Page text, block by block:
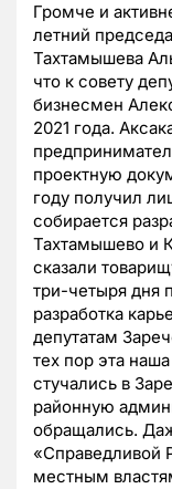
Громче и
летний
Тахтамышева
что к совету
бизнесмен
2021 года.
проектную
году получил
собирается
Тахтамышево и
сказали
три-четыря дня
разработка
депутатам
тех пор эта
стучались в
районную
обращались.
«Справедливой
местным